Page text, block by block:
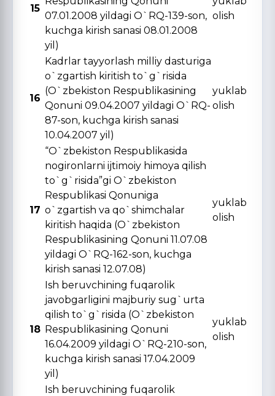
15
07.01.2008 yildagi O`RQ-139-son,
kuchga kirish sanasi 08.01.2008
yil)
olish
16
Kadrlar tayyorlash milliy dasturiga
o`zgartish kiritish to`g`risida
(O`zbekiston Respublikasining
Qonuni 09.04.2007 yildagi O`RQ-
87-son, kuchga kirish sanasi
10.04.2007 yil)
yuklab
olish
17
“O`zbekiston Respublikasida
nogironlarni ijtimoiy himoya qilish
to`g`risida”gi O`zbekiston
Respublikasi Qonuniga
o`zgartish va qo`shimchalar
kiritish haqida (O`zbekiston
Respublikasining Qonuni 11.07.08
yildagi O`RQ-162-son, kuchga
kirish sanasi 12.07.08)
yuklab
olish
18
Ish beruvchining fuqarolik
javobgarligini majburiy sug`urta
qilish to`g`risida (O`zbekiston
Respublikasining Qonuni
16.04.2009 yildagi O`RQ-210-son,
kuchga kirish sanasi 17.04.2009
yil)
yuklab
olish
Ish beruvchining fuqarolik